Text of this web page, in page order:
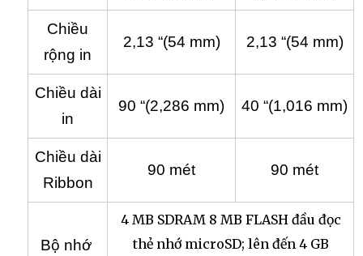
Chiều
rộng in
2,13 “(54 mm) 2,13 “(54 mm)
Chiều dài
in
90 “(2,286 mm) 40 “(1,016 mm)
Chiều dài
Ribbon
90 mét 90 mét
Bộ nhớ
4 MB SDRAM 8 MB FLASH đầu đọc
thẻ nhớ microSD; lên đến 4 GB